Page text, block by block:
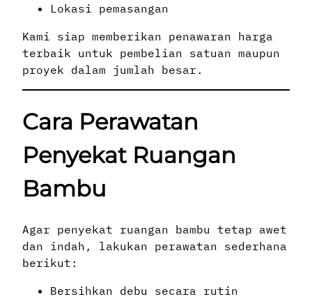
Lokasi pemasangan
Kami siap memberikan penawaran harga
terbaik untuk pembelian satuan maupun
proyek dalam jumlah besar.
Cara Perawatan
Penyekat Ruangan
Bambu
Agar penyekat ruangan bambu tetap awet
dan indah, lakukan perawatan sederhana
berikut:
Bersihkan debu secara rutin